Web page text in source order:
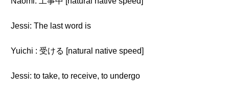
Jessi: The last word is
Yuichi : 受ける [natural native speed]
Jessi: to take, to receive, to undergo